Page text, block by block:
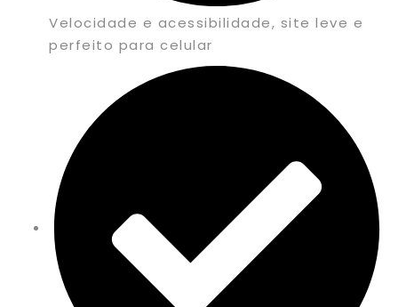
Velocidade e acessibilidade, site leve e
perfeito para celular